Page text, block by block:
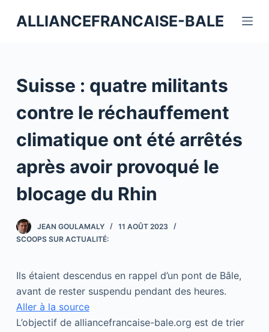
a
c
n
e
u
ALLIANCEFRANCAISE-BALE
Suisse : quatre militants
contre le réchauffement
climatique ont été arrêtés
après avoir provoqué le
blocage du Rhin
JEAN GOULAMALY
11 AOÛT 2023
SCOOPS SUR ACTUALITÉ:
Ils étaient descendus en rappel d’un pont de Bâle,
avant de rester suspendu pendant des heures.
Aller à la source
L’objectif de alliancefrancaise-bale.org est de trier